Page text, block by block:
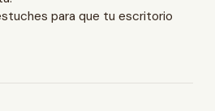
para que tu escritorio